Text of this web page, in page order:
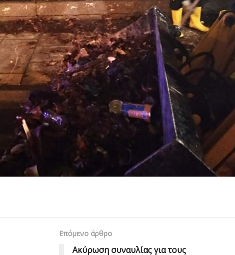
Επόμενο άρθρο
Ακύρωση συναυλίας για τους